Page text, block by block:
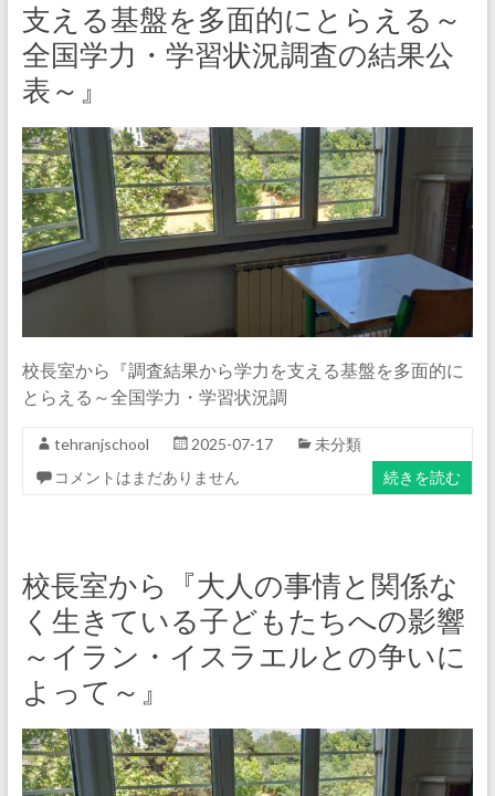
支える基盤を多面的にとらえる～
全国学力・学習状況調査の結果公
表～』
校長室から『調査結果から学力を支える基盤を多面的に
とらえる～全国学力・学習状況調
tehranjschool 2025-07-17
未分類
コメントはまだありません
続きを読む
校長室から『大人の事情と関係な
く生きている子どもたちへの影響
～イラン・イスラエルとの争いに
よって～』